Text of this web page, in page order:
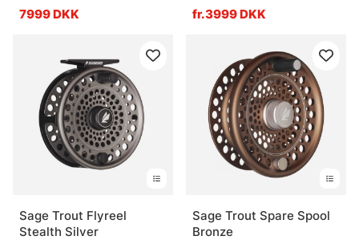
7999 DKK
fr.3999 DKK
Sage Trout Flyreel
Stealth Silver
Sage Trout Spare Spool
Bronze